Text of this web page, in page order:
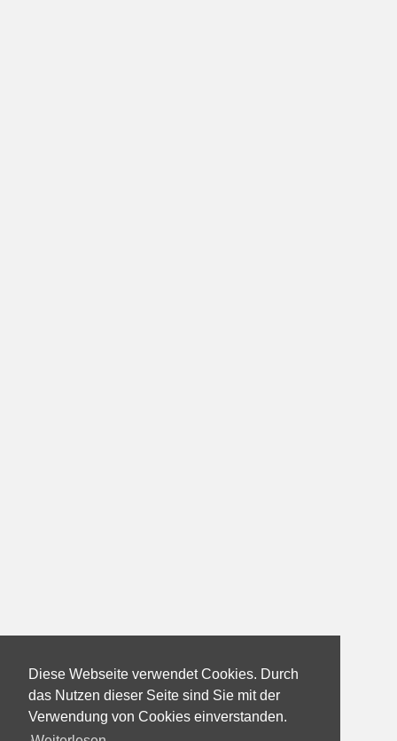
Diese Webseite verwendet Cookies. Durch
das Nutzen dieser Seite sind Sie mit der
Verwendung von Cookies einverstanden.